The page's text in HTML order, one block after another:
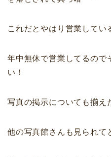
これだとやはり営業してい
年中無休で営業してるので
い！
写真の掲示についても揃え
他の写真館さんも見られて